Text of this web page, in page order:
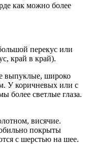
как можно более
перекус или
край в край).
выпуклые, широко
У коричневых или с
более светлые глаза.
висячие.
покрыты
с шерстью на шее.